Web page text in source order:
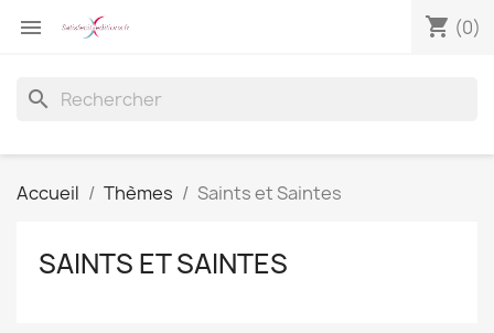
 shopping_cart (0)
search
Accueil Thèmes Saints et Saintes
SAINTS ET SAINTES